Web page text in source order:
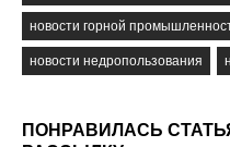
новости горной
новости недропользования
ПОНРАВИЛАСЬ